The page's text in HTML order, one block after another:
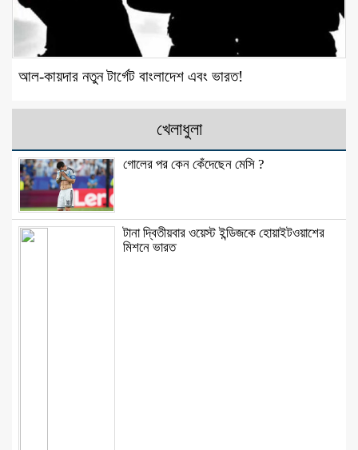
আল-কায়দার নতুন টার্গেট বাংলাদেশ এবং ভারত!
খেলাধুলা
গোলের পর কেন কেঁদেছেন মেসি ?
টানা দ্বিতীয়বার ওয়েস্ট ইন্ডিজকে হোয়াইটওয়াশের
মিশনে ভারত